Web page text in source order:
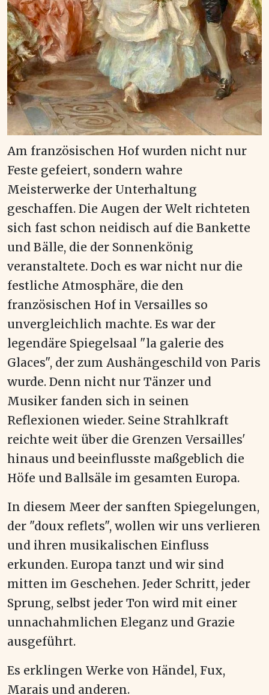
Am französischen Hof wurden nicht nur
Feste gefeiert, sondern wahre
Meisterwerke der Unterhaltung
geschaffen. Die Augen der Welt richteten
sich fast schon neidisch auf die Bankette
und Bälle, die der Sonnenkönig
veranstaltete. Doch es war nicht nur die
festliche Atmosphäre, die den
französischen Hof in Versailles so
unvergleichlich machte. Es war der
legendäre Spiegelsaal "la galerie des
Glaces", der zum Aushängeschild von Paris
wurde. Denn nicht nur Tänzer und
Musiker fanden sich in seinen
Reflexionen wieder. Seine Strahlkraft
reichte weit über die Grenzen Versailles'
hinaus und beeinflusste maßgeblich die
Höfe und Ballsäle im gesamten Europa.
In diesem Meer der sanften Spiegelungen,
der "doux reflets", wollen wir uns verlieren
und ihren musikalischen Einfluss
erkunden. Europa tanzt und wir sind
mitten im Geschehen. Jeder Schritt, jeder
Sprung, selbst jeder Ton wird mit einer
unnachahmlichen Eleganz und Grazie
ausgeführt.
Es erklingen Werke von Händel, Fux,
Marais und anderen.